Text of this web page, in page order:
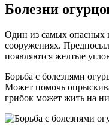
Болезни
Один из самых опасных
сооружениях.
появляются желтые
Борьба с болезнями
Может помочь
грибок может жить на